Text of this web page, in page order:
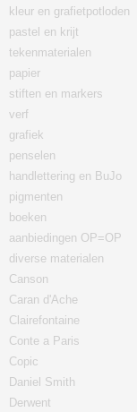
kleur en grafietpotloden
pastel en krijt
tekenmaterialen
papier
stiften en markers
verf
grafiek
penselen
handlettering en BuJo
pigmenten
boeken
aanbiedingen OP=OP
diverse materialen
Canson
Caran d'Ache
Clairefontaine
Conte a Paris
Copic
Daniel Smith
Derwent